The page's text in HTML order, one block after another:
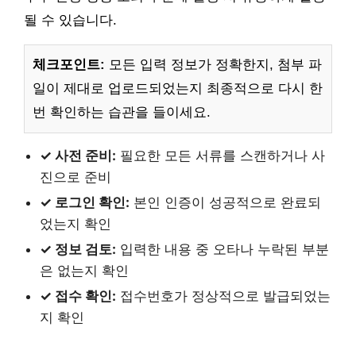
될 수 있습니다.
체크포인트: 모든 입력 정보가 정확한지, 첨부 파
일이 제대로 업로드되었는지 최종적으로 다시 한
번 확인하는 습관을 들이세요.
✓ 사전 준비: 필요한 모든 서류를 스캔하거나 사
진으로 준비
✓ 로그인 확인: 본인 인증이 성공적으로 완료되
었는지 확인
✓ 정보 검토: 입력한 내용 중 오타나 누락된 부분
은 없는지 확인
✓ 접수 확인: 접수번호가 정상적으로 발급되었는
지 확인